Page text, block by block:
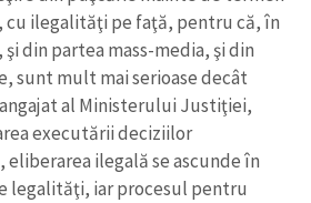
cu ilegalităţi pe faţă, pentru că, în
din partea mass-media, şi din
sunt mult mai serioase decât
al Ministerului Justiţiei,
executării deciziilor
ilegală se ascunde în
legalităţi, iar procesul pentru